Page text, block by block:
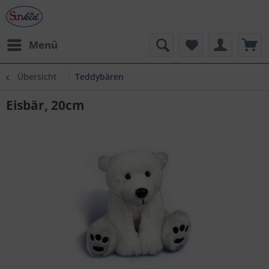
Menü
Übersicht Teddybären
Eisbär, 20cm